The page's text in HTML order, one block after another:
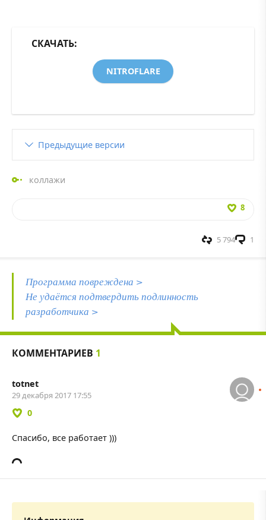
СКАЧАТЬ:
NITROFLARE
Предыдущие версии
коллажи
8
1
5 794
Программа повреждена >
Не удаётся подтвердить подлинность
разработчика >
КОММЕНТАРИЕВ 1
totnet
29 декабря 2017 17:55
0
Спасибо, все работает )))